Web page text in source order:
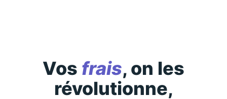
Vos frais, on les
révolutionne,